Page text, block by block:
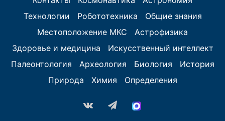
Технологии
Робототехника
Общие знания
Местоположение МКС
Астрофизика
Здоровье и медицина
Искусственный интеллект
Палеонтология
Археология Биология
История
Природа
Химия Определения
vk.com Telegram